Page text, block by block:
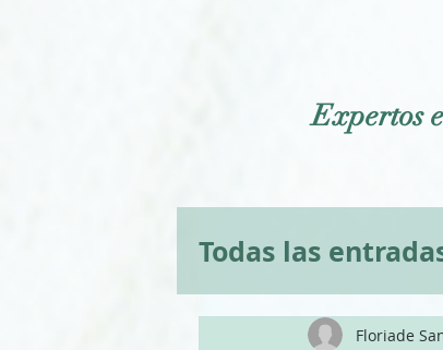
Expertos
Todas las
Floriade